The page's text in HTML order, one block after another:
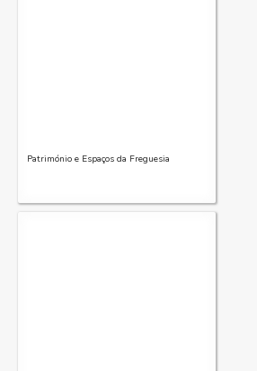
Património e Espaços da Freguesia